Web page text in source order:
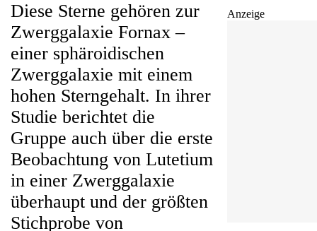
Anzeige
Diese Sterne gehören zur
Zwerggalaxie Fornax –
einer sphäroidischen
Zwerggalaxie mit einem
hohen Sterngehalt. In ihrer
Studie berichtet die
Gruppe auch über die erste
Beobachtung von Lutetium
in einer Zwerggalaxie
überhaupt und der größten
Stichprobe von